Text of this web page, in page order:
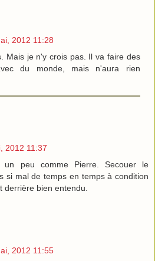
2012 11:28
Mais je n'y crois pas. Il va faire des
du monde, mais n'aura rien
2012 11:37
un peu comme Pierre. Secouer le
si mal de temps en temps à condition
derrière bien entendu.
2012 11:55